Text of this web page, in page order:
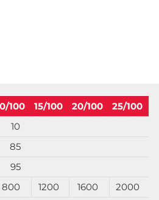
100 15/100 20/100
25/100
10
85
95
800 1200 1600
2000